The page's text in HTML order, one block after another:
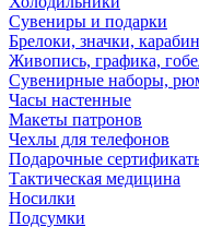
Сувениры и подарки
Брелоки, значки,
Живопись, графика,
Сувенирные наборы,
Часы настенные
Макеты патронов
Чехлы для телефонов
Подарочные
Тактическая медицина
Носилки
Подсумки